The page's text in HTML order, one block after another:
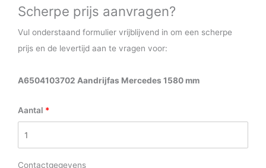
Scherpe prijs aanvragen?
Vul onderstaand formulier vrijblijvend in om een scherpe
prijs en de levertijd aan te vragen voor:
A6504103702 Aandrijfas Mercedes 1580 mm
Aantal
Contactgegevens